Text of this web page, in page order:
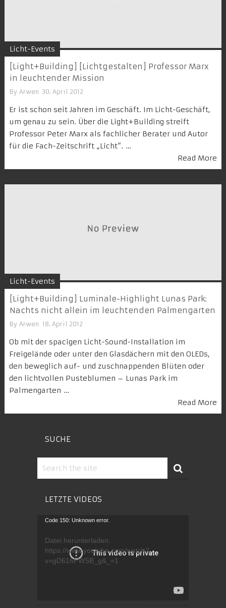
Licht-Events
[Light+Building] [Lichtgestalten] Professor Marx
in leuchtender Mission
By Arwen 30. April 2012
Er ist schon seit Jahren im Geschäft. Im Licht-Geschäft,
um genau zu sein. Über die Light+Building streift
Professor Peter Marx als fachlicher Berater und Autor
für die Fach-Zeitschrift „Licht“. …
Read More
Licht-Events
[Light+Building] Luminale-Highlight Lunas Park:
Nachts nicht allein im leuchtenden Palmengarten
By Arwen 18. April 2012
Ob mit der spacigen Licht-Sound-Installation im
Freigelände oder unter den Glasdächern mit den OLEDs,
den beweglich auf- und zuschnappenden Blüten oder
den lichtvollen Pusteblumen – Lunas Park im
Palmengarten …
Read More
SUCHE
LETZTE VIDEOS
Video-
Code 150: Unknown error.
Datei herunterladen:
https://www.youtube.com/watch?
v=gD616FWSB_g&_=1